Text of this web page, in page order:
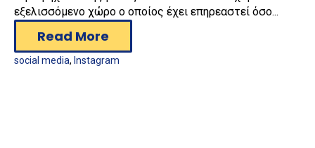
εξελισσόμενο χώρο ο οποίος έχει επηρεαστεί όσο...
Read More
social media, Instagram